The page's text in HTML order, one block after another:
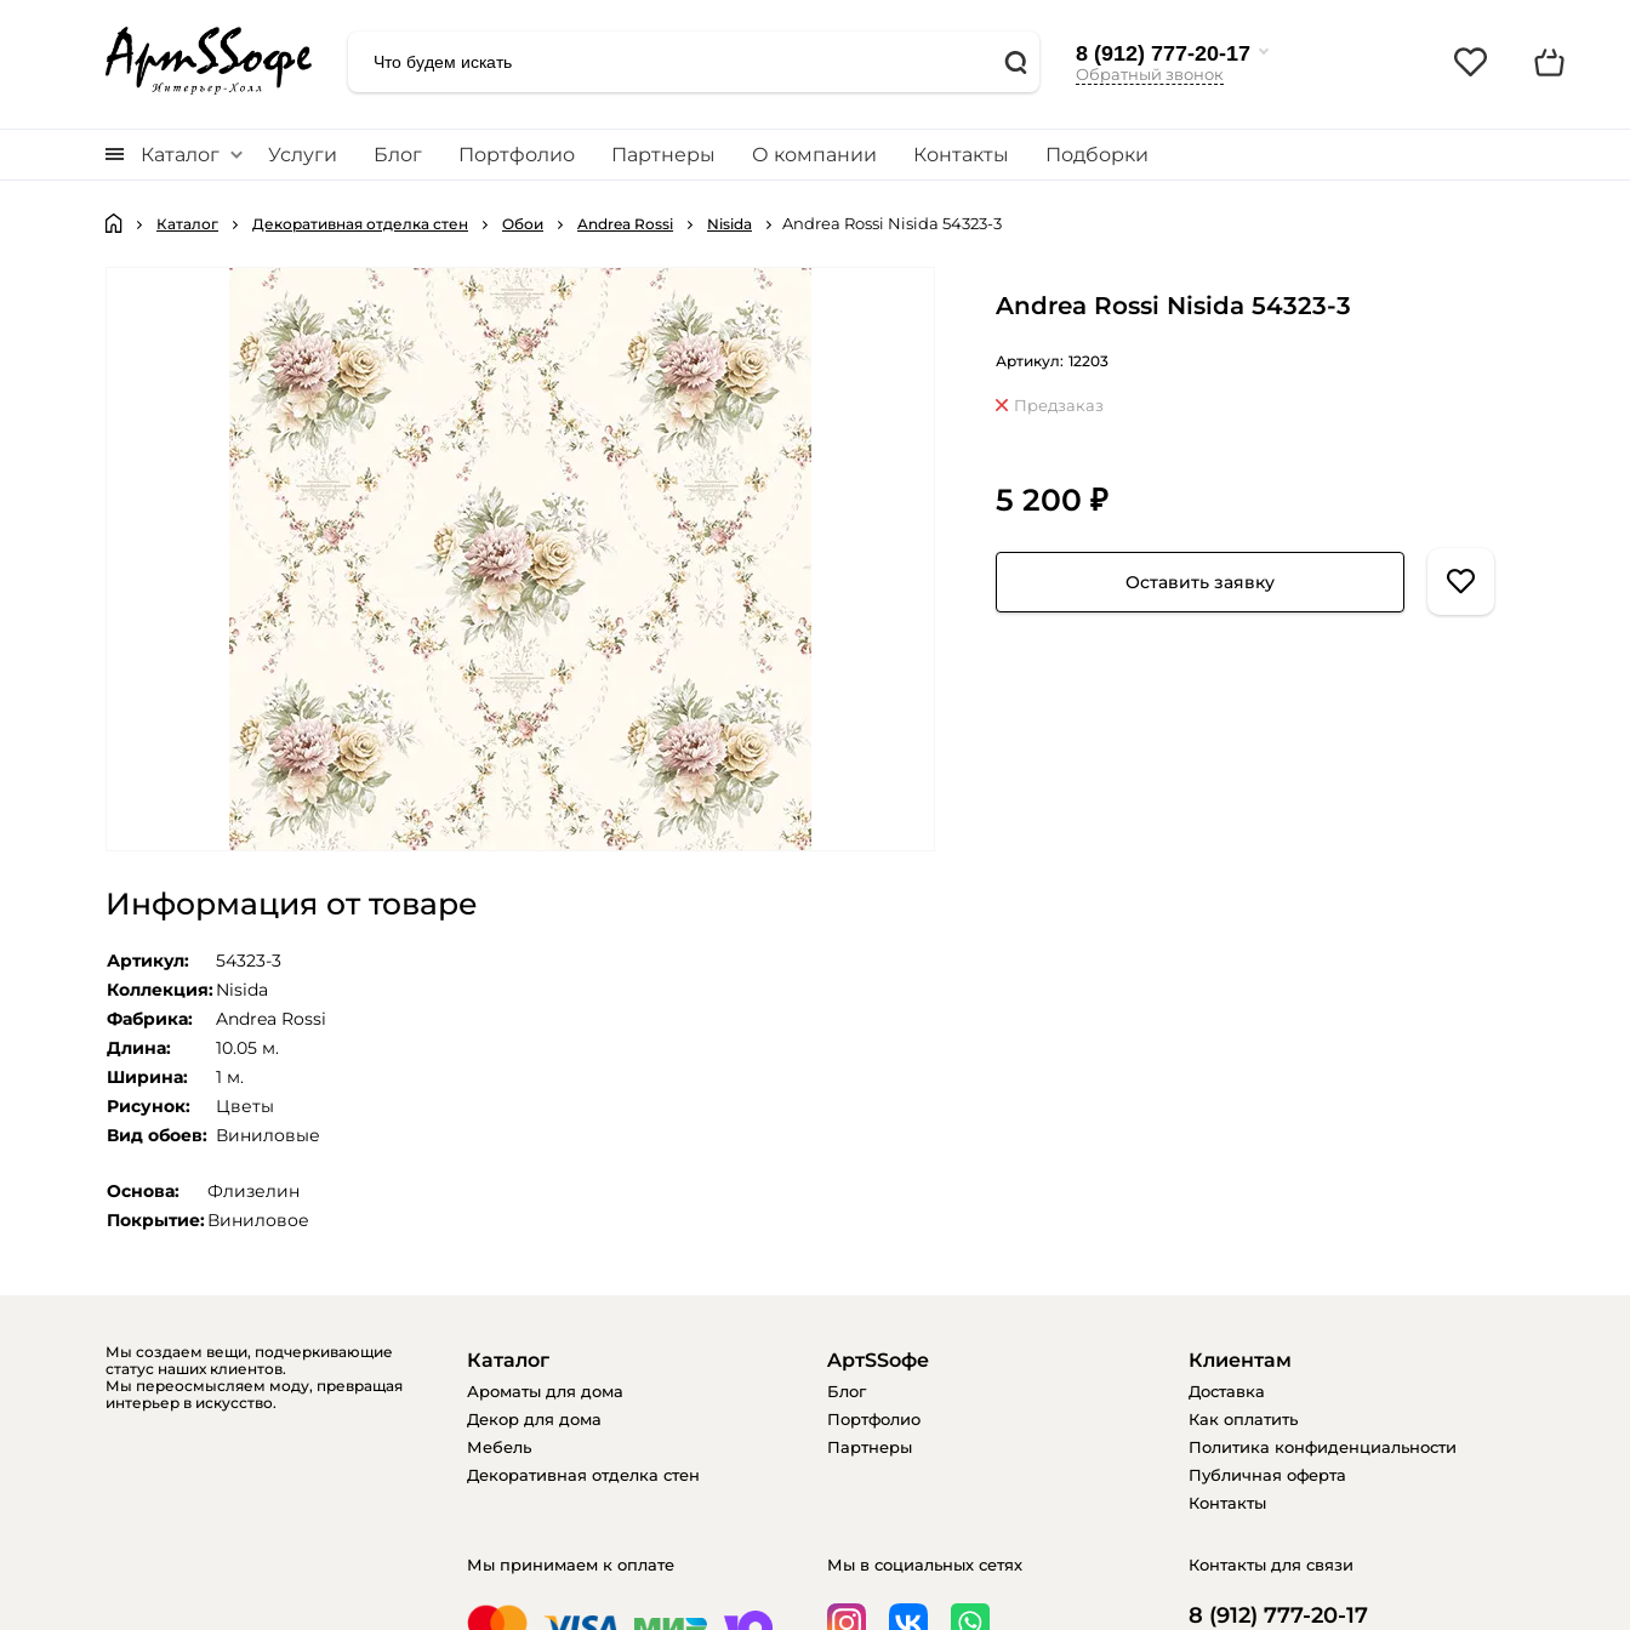
8 (912) 777-20-17
Обратный звонок
Каталог Услуги Блог Портфолио Партнеры О компании Контакты Подборки
Каталог Декоративная отделка стен Обои Andrea Rossi Nisida Andrea Rossi Nisida 54323-3
Информация от товаре
Артикул:
54323-3
Коллекция:Nisida
Фабрика:
Andrea Rossi
Длина:
10.05 м.
Ширина:
1 м.
Рисунок:
Цветы
Вид обоев: Виниловые
Основа:
Флизелин
Покрытие:Виниловое
Andrea Rossi Nisida 54323-3
Артикул: 12203
Предзаказ
5 200 ₽
Оставить заявку
Мы создаем вещи, подчеркивающие
статус наших клиентов.
Мы переосмысляем моду, превращая
интерьер в искусство.
Каталог
Ароматы для дома
Декор для дома
Мебель
Декоративная отделка стен
AртSSофе
Блог
Портфолио
Партнеры
Клиентам
Доставка
Как оплатить
Политика конфиденциальности
Публичная оферта
Контакты
Мы принимаем к оплате Мы в социальных сетях Контакты для связи
8 (912) 777-20-17